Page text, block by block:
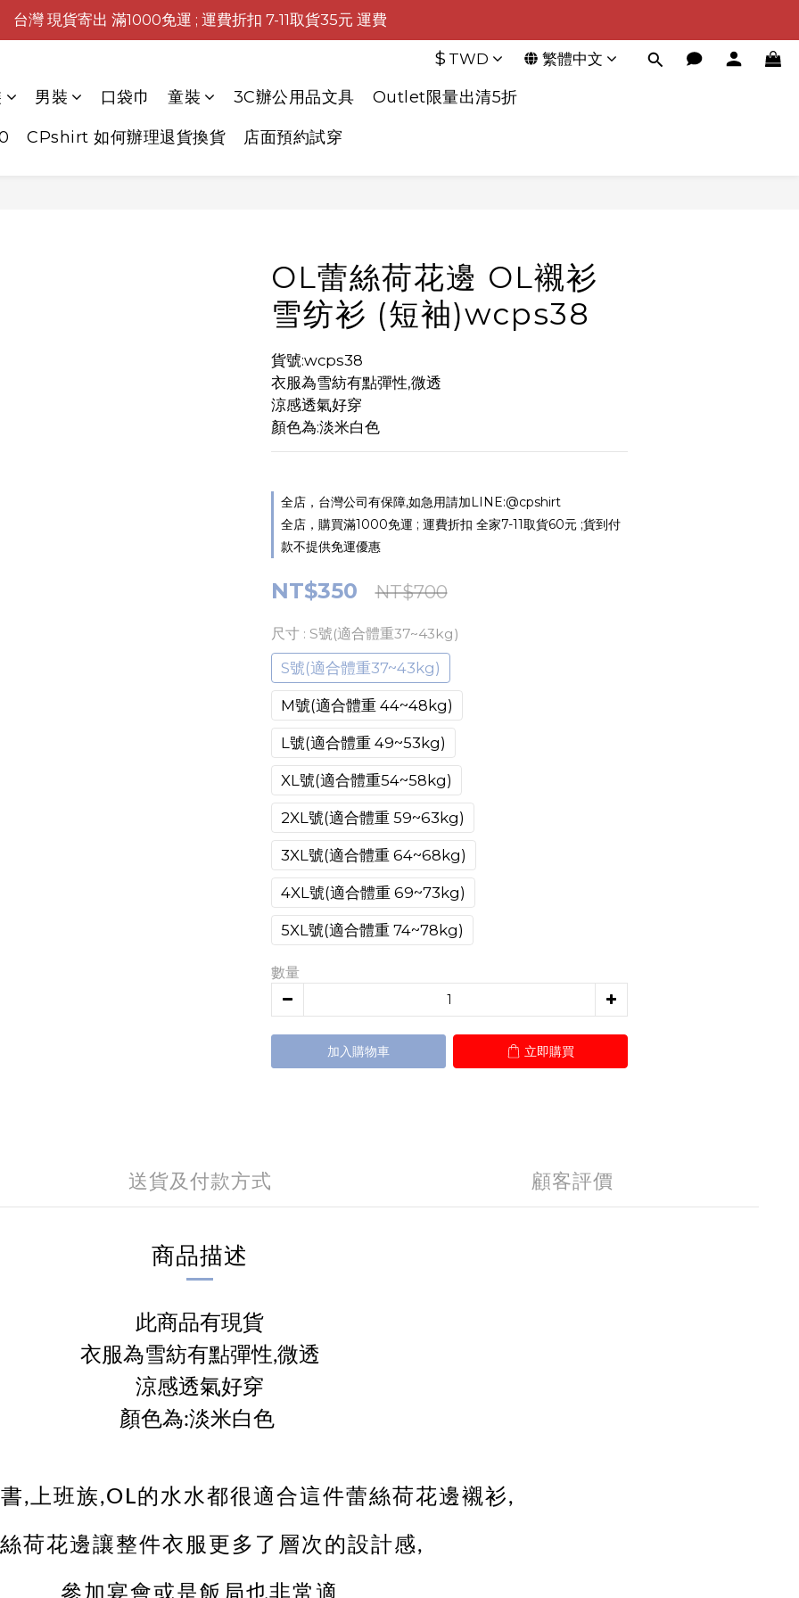
台灣 現貨寄出 滿1000免運 ; 運費折扣 7-11取貨35元 運費
$ TWD 繁體中文
男裝 口袋巾 童裝 3C辦公用品文具 Outlet限量出清5折
CPshirt 如何辦理退貨換貨 店面預約試穿
OL蕾絲荷花邊 OL襯衫
雪纺衫 (短袖)wcps38
貨號:wcps38
衣服為雪紡有點彈性,微透
涼感透氣好穿
顏色為:淡米白色
全店，台灣公司有保障,如急用請加LINE:@cpshirt
全店，購買滿1000免運 ; 運費折扣 全家7-11取貨60元 ;貨到付
款不提供免運優惠
NT$350 NT$700
尺寸 : S號(適合體重37~43kg)
S號(適合體重37~43kg)
M號(適合體重 44~48kg)
L號(適合體重 49~53kg)
XL號(適合體重54~58kg)
2XL號(適合體重 59~63kg)
3XL號(適合體重 64~68kg)
4XL號(適合體重 69~73kg)
5XL號(適合體重 74~78kg)
數量
加入購物車 立即購買
送貨及付款方式 顧客評價
商品描述
此商品有現貨
衣服為雪紡有點彈性,微透
涼感透氣好穿
顏色為:淡米白色
,上班族,OL的水水都很適合這件蕾絲荷花邊襯衫,
荷花邊讓整件衣服更多了層次的設計感,
參加宴會或是飯局也非常適